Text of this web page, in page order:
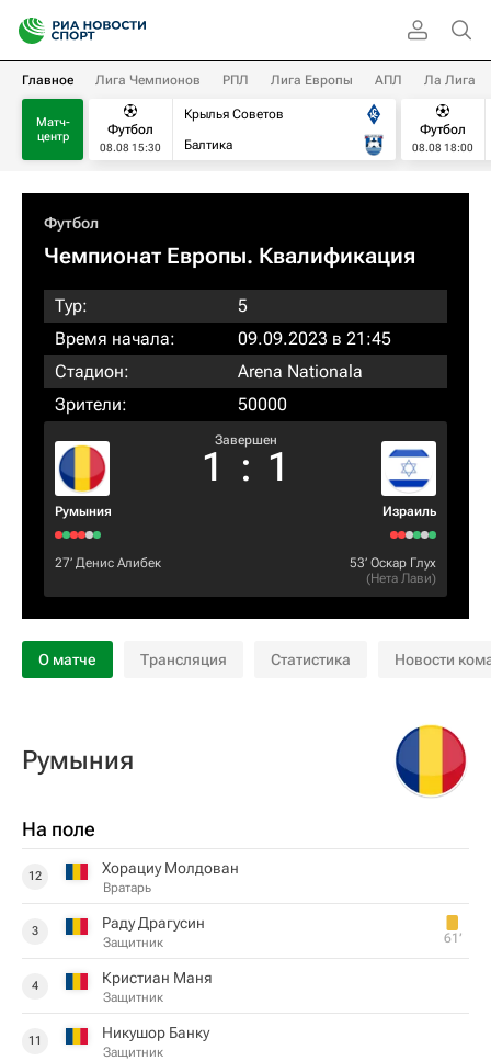
Главное Лига Чемпионов РПЛ Лига Европы АПЛ Ла Лига
Матч-
центр
Футбол
08.08 15:30
Крылья Советов
Балтика
Футбол
08.08 18:00
Футбол
Чемпионат Европы. Квалификация​
Тур:
5
Время начала:
09.09.2023 в 21:45
Стадион:
Arena Nationala
Зрители:
50000
Румыния
Завершен
1 : 1
Израиль
27‎’‎ Денис Алибек 53‎’‎ Оскар Глух
(Нета Лави)
О матче Трансляция Статистика Новости
Румыния
На поле
12 Хорациу Молдован
Вратарь
3 Раду Драгусин
Защитник 61‎’‎
4 Кристиан Маня
Защитник
11 Никушор Банку
Защитник